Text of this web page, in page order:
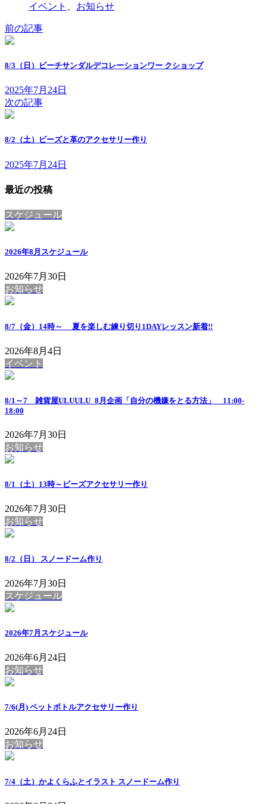
イベント
お知らせ
前の記事
8/3（日）ビーチサンダルデコレーションワー クショップ
2025年7月24日
次の記事
8/2（土）ビーズと革のアクセサリー作り
2025年7月24日
最近の投稿
スケジュール
2026年8月スケジュール
2026年7月30日
お知らせ
8/7（金）14時～ 夏を楽しむ練り切り1DAYレッスン新着!!
2026年8月4日
イベント
8/1～7 雑貨屋ULUULU_8月企画「自分の機嫌をとる方法」 11:00-
18:00
2026年7月30日
お知らせ
8/1（土）13時～ビーズアクセサリー作り
2026年7月30日
お知らせ
8/2（日） スノードーム作り
2026年7月30日
スケジュール
2026年7月スケジュール
2026年6月24日
お知らせ
7/6(月) ペットボトルアクセサリー作り
2026年6月24日
お知らせ
7/4（土）かよくらふとイラスト スノードーム作り